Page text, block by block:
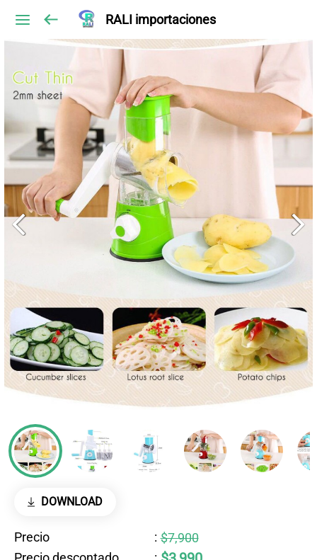
RALI importaciones
DOWNLOAD
Precio : $7,900